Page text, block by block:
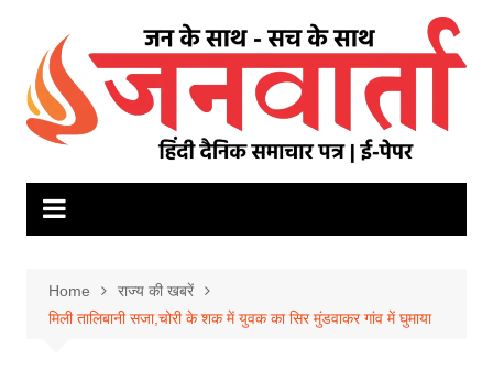
content
Home
राज्य की खबरें
मिली तालिबानी सजा,चोरी के शक में युवक का सिर मुंडवाकर गांव में घुमाया